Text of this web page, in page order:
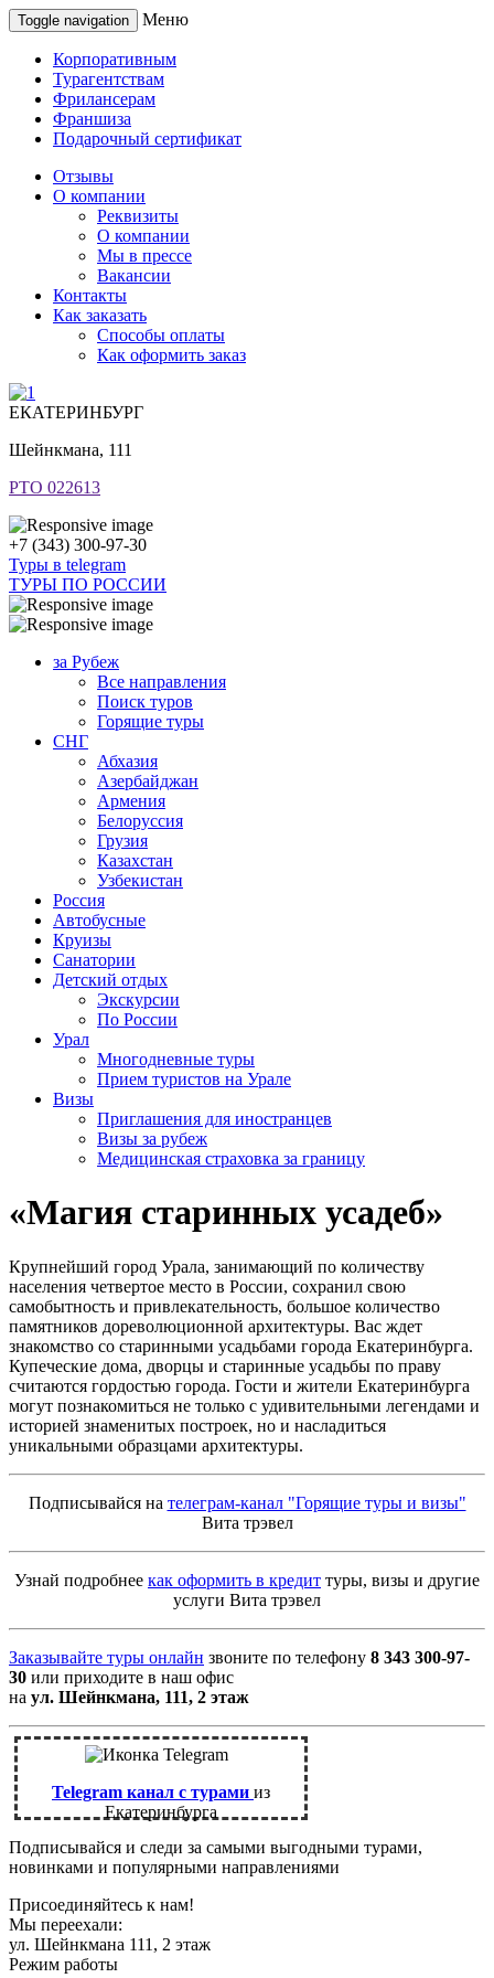
Toggle navigation Меню
Корпоративным
Турагентствам
Фрилансерам
Франшиза
Подарочный сертификат
Отзывы
О компании
Реквизиты
О компании
Мы в прессе
Вакансии
Контакты
Как заказать
Способы оплаты
Как оформить заказ
ЕКАТЕРИНБУРГ
Шейнкмана, 111
РТО 022613
+7 (343) 300-97-30
Туры в telegram
ТУРЫ ПО РОССИИ
за Рубеж
Все направления
Поиск туров
Горящие туры
СНГ
Абхазия
Азербайджан
Армения
Белоруссия
Грузия
Казахстан
Узбекистан
Россия
Автобусные
Круизы
Санатории
Детский отдых
Экскурсии
По России
Урал
Многодневные туры
Прием туристов на Урале
Визы
Приглашения для иностранцев
Визы за рубеж
Медицинская страховка за границу
«Магия старинных усадеб»
Крупнейший город Урала, занимающий по количеству
населения четвертое место в России, сохранил свою
самобытность и привлекательность, большое количество
памятников дореволюционной архитектуры. Вас ждет
знакомство со старинными усадьбами города Екатеринбурга.
Купеческие дома, дворцы и старинные усадьбы по праву
считаются гордостью города. Гости и жители Екатеринбурга
могут познакомиться не только с удивительными легендами и
историей знаменитых построек, но и насладиться
уникальными образцами архитектуры.
Подписывайся на телеграм-канал "Горящие туры и визы"
Вита трэвел
Узнай подробнее как оформить в кредит туры, визы и другие
услуги Вита трэвел
Заказывайте туры онлайн звоните по телефону 8 343 300-97-
30 или приходите в наш офис
на ул. Шейнкмана, 111, 2 этаж
Telegram канал с турами из
Екатеринбурга
Подписывайся и следи за самыми выгодными турами,
новинками и популярными направлениями
Присоединяйтесь к нам!
Мы переехали:
ул. Шейнкмана 111, 2 этаж
Режим работы